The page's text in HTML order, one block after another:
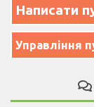
Написати
Управління